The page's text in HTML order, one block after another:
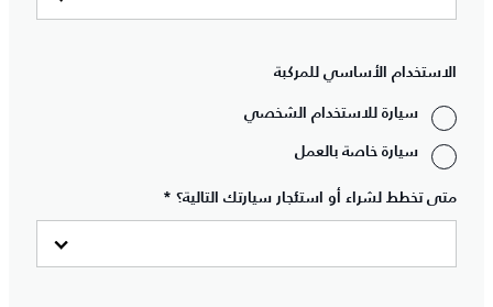
الاستخدام الأساسي للمركبة
سيارة للاستخدام الشخصي
سيارة خاصة بالعمل
متى تخطط لشراء أو استئجار سيارتك التالية؟ *